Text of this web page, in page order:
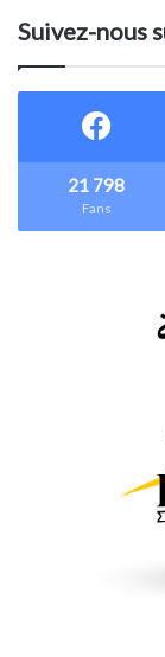
Suivez-nous
21 798
Fans